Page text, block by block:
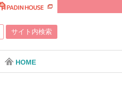
HOME